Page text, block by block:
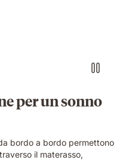
per un sonno
bordo a bordo permettono
il materasso,